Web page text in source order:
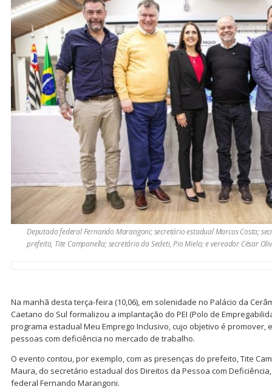
Deputado federal Fernando Marangoni; secretário estadual Marcos Costa;
prefeito, Tite Campanella; secretário da Sedeti, Pio Mielo; e vereador César
Na manhã desta terça-feira (10,06), em solenidade no Palácio da
Caetano do Sul formalizou a implantação do PEI (Polo de
programa estadual Meu Emprego Inclusivo, cujo objetivo é promover,
pessoas com deficiência no mercado de trabalho.
O evento contou, por exemplo, com as presenças do prefeito, Tite
Maura, do secretário estadual dos Direitos da Pessoa com
federal Fernando Marangoni.